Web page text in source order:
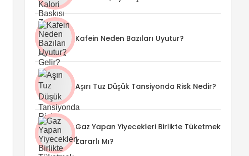
Kafein Neden Bazıları Uyutur?
Aşırı Tuz Düşük Tansiyonda Risk Nedir?
Gaz Yapan Yiyecekleri Birlikte Tüketmek
Zararlı Mı?